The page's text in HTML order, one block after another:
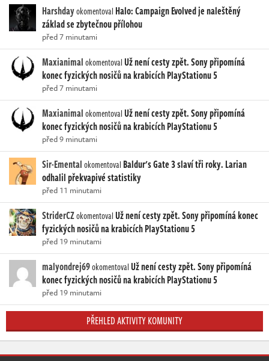
Harshdayokomentoval Halo: Campaign Evolved je naleštěný
základ se zbytečnou přílohou
před 7 minutami
MaxianimalokomentovalUž není cesty zpět. Sony připomíná
konec fyzických nosičů na krabicích PlayStationu 5
před 7 minutami
MaxianimalokomentovalUž není cesty zpět. Sony připomíná
konec fyzických nosičů na krabicích PlayStationu 5
před 9 minutami
Sir-Ementalokomentoval Baldur's Gate 3 slaví tři roky. Larian
odhalil překvapivé statistiky
před 11 minutami
StriderCZokomentovalUž není cesty zpět. Sony připomíná konec
fyzických nosičů na krabicích PlayStationu 5
před 19 minutami
malyondrej69okomentovalUž není cesty zpět. Sony připomíná
konec fyzických nosičů na krabicích PlayStationu 5
před 19 minutami
PŘEHLED AKTIVITY KOMUNITY